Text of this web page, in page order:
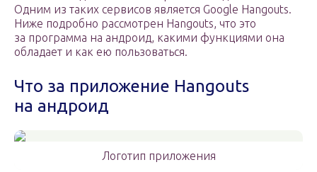
Одним из таких сервисов является Google Hangouts.
Ниже подробно рассмотрен Hangouts, что это
за программа на андроид, какими функциями она
обладает и как ею пользоваться.
Что за приложение Hangouts
на андроид
Логотип приложения